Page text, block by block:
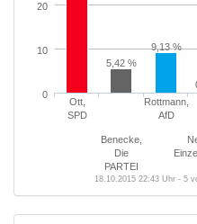
5,42 %
9,13 %
Ott,
SPD
Benecke,
Die
PARTEI
Rottmann,
AfD
0
10
20
18.10.2015 22:43 Uhr - 5